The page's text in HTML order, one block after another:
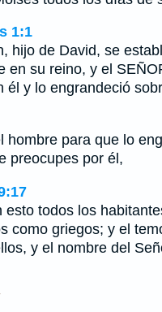
1:1
hijo de David, se
en su reino, y el
él y lo engrandeció
hombre para que lo
preocupes por él,
esto todos los
como griegos; y el
y el nombre del